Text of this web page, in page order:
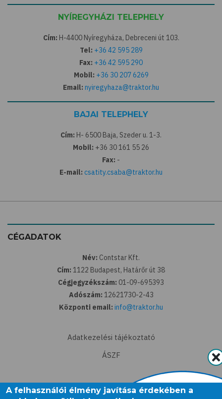
NYÍREGYHÁZI TELEPHELY
Cím: H-4400 Nyíregyháza, Debreceni út 103.
Tel: +36 42 595 289
Fax: +36 42 595 290
Mobil: +36 30 207 6269
Email: nyiregyhaza@traktor.hu
BAJAI TELEPHELY
Cím: H- 6500 Baja, Szeder u. 1-3.
Mobil: +36 30 161 55 26
Fax: -
E-mail: csatity.csaba@traktor.hu
CÉGADATOK
Név: Contstar Kft.
Cím: 1122 Budapest, Határőr út 38
Cégjegyzékszám: 01-09-695393
Adószám: 12621730-2-43
Központi email: info@traktor.hu
Adatkezelési tájékoztató
ÁSZF
A felhasználói élmény javítása érdekében a